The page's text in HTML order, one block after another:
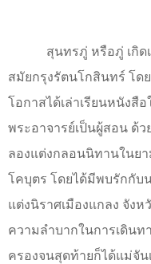
สุนทรภู่ หรือภู่ เกิด
สมัยกรุงรัตนโกสินทร์ โด
โอกาสได้เล่าเรียนหนังสื
พระอาจารย์เป็นผู้สอน ด้
ลองแต่งกลอนนิทานในย
โคบุตร โดยได้มีพบรักกับ
แต่งนิราศเมืองแกลง จังห
ความลำบากในการเดินท
ครองจนสุดท้ายก็ได้แม่จั